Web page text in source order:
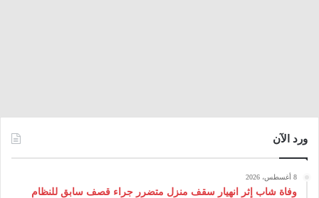
ورد الآن
8 أغسطس، 2026
وفاة شاب إثر انهيار سقف منزل متضرر جراء قصف سابق للنظام